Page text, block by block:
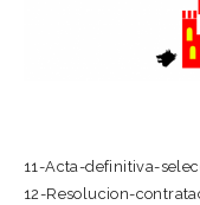
11-Acta-definitiva-
12-Resolucion-